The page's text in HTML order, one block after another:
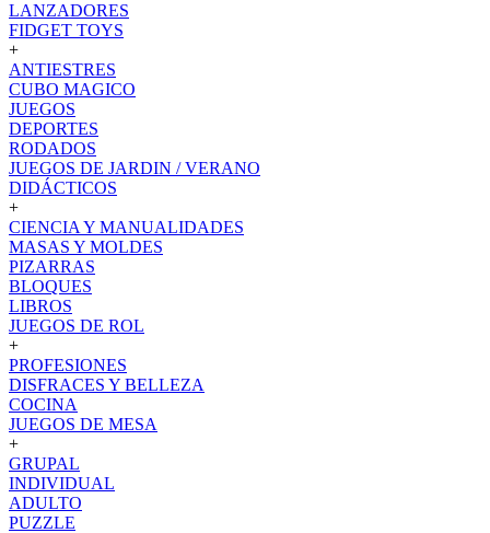
LANZADORES
FIDGET TOYS
+
ANTIESTRES
CUBO MAGICO
JUEGOS
DEPORTES
RODADOS
JUEGOS DE JARDIN / VERANO
DIDÁCTICOS
+
CIENCIA Y MANUALIDADES
MASAS Y MOLDES
PIZARRAS
BLOQUES
LIBROS
JUEGOS DE ROL
+
PROFESIONES
DISFRACES Y BELLEZA
COCINA
JUEGOS DE MESA
+
GRUPAL
INDIVIDUAL
ADULTO
PUZZLE